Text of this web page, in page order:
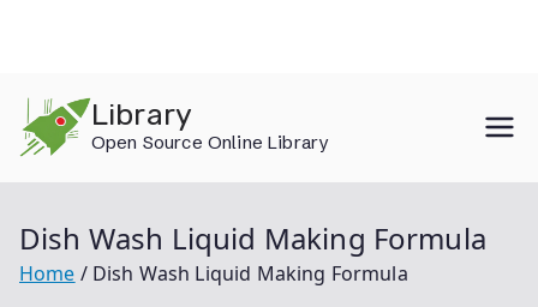
content
Library
Open Source Online Library
Dish Wash Liquid Making Formula
Home Dish Wash Liquid Making Formula